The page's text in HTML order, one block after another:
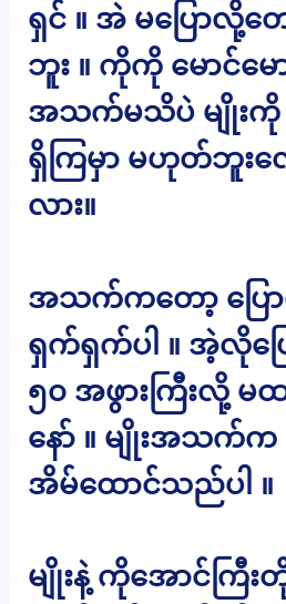
ရှင် ။ အဲ မပြောလို့တ
ဘူး ။ ကိုကို မောင်မေ
အသက်မသိပဲ မျိုးကို
ရှိကြမှာ မဟုတ်ဘူး
လား။
အသက်ကတော့ ပြေ
ရှက်ရှက်ပါ ။ အဲ့လိုပ
၅၀ အဖွားကြီးလို့ မ
နော် ။ မျိုးအသက်က
အိမ်ထောင်သည်ပါ ။
မျိုးနဲ့ ကိုအောင်ကြီ